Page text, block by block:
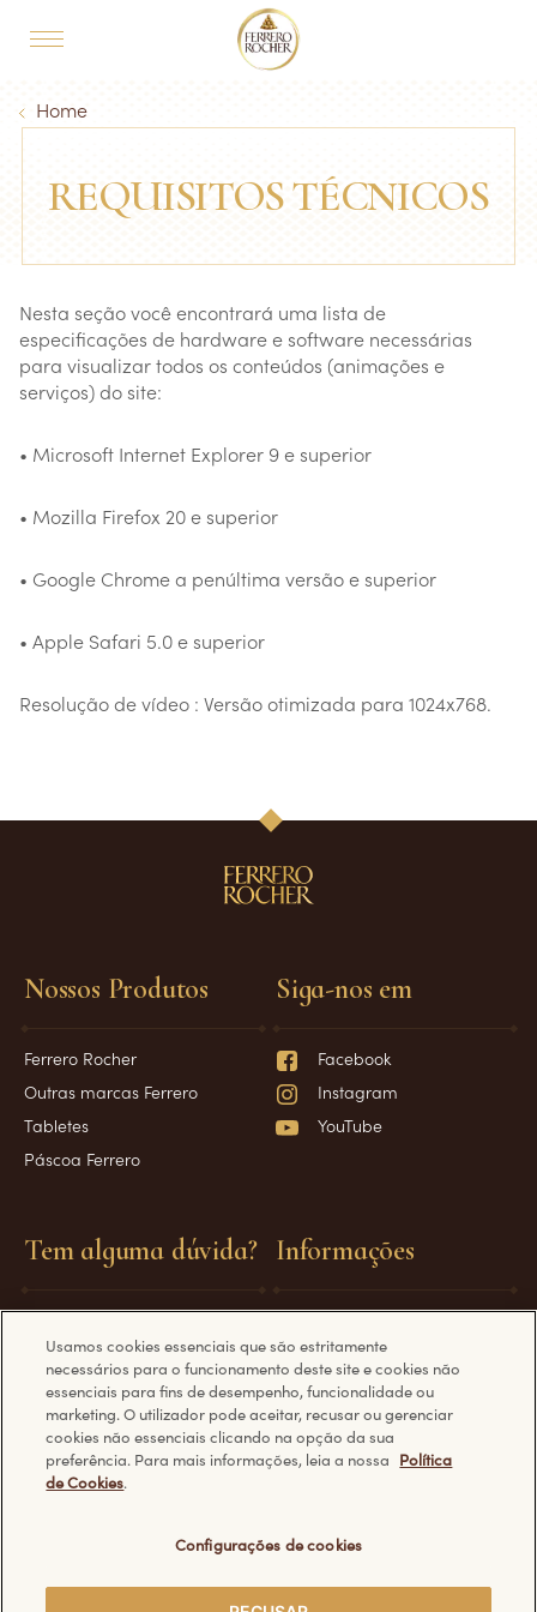
MAIN NAVIGATION
Breadcrumb
Home
REQUISITOS TÉCNICOS
Nesta seção você encontrará uma lista de
especificações de hardware e software necessárias
para visualizar todos os conteúdos (animações e
serviços) do site:
• Microsoft Internet Explorer 9 e superior
• Mozilla Firefox 20 e superior
• Google Chrome a penúltima versão e superior
• Apple Safari 5.0 e superior
Resolução de vídeo : Versão otimizada para 1024x768.
Nossos Produtos
Ferrero Rocher
Outras marcas Ferrero
Tabletes
Páscoa Ferrero
Tem alguma dúvida?
Perguntas Frequentes
Fale Conosco
Informações
Requisitos técnicos
Política de Privacidade
Política de Cookies
Siga-nos em
Facebook
Instagram
YouTube
Descubra outros sites da Ferrero:
Usamos cookies essenciais que são estritamente
necessários para o funcionamento deste site e cookies não
essenciais para fins de desempenho, funcionalidade ou
marketing. O utilizador pode aceitar, recusar ou gerenciar
cookies não essenciais clicando na opção da sua
preferência. Para mais informações, leia a nossa Política
de Cookies.
Configurações de cookies